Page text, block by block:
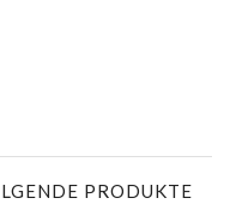
PRODUKTE